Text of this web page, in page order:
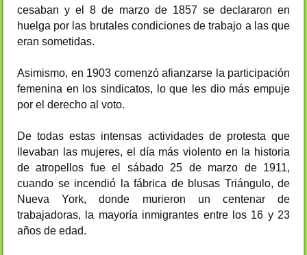
cesaban y el 8 de marzo de 1857 se declararon en
huelga por las brutales condiciones de trabajo a las que
eran sometidas.
Asimismo, en 1903 comenzó afianzarse la participación
femenina en los sindicatos, lo que les dio más empuje
por el derecho al voto.
De todas estas intensas actividades de protesta que
llevaban las mujeres, el día más violento en la historia
de atropellos fue el sábado 25 de marzo de 1911,
cuando se incendió la fábrica de blusas Triángulo, de
Nueva York, donde murieron un centenar de
trabajadoras, la mayoría inmigrantes entre los 16 y 23
años de edad.